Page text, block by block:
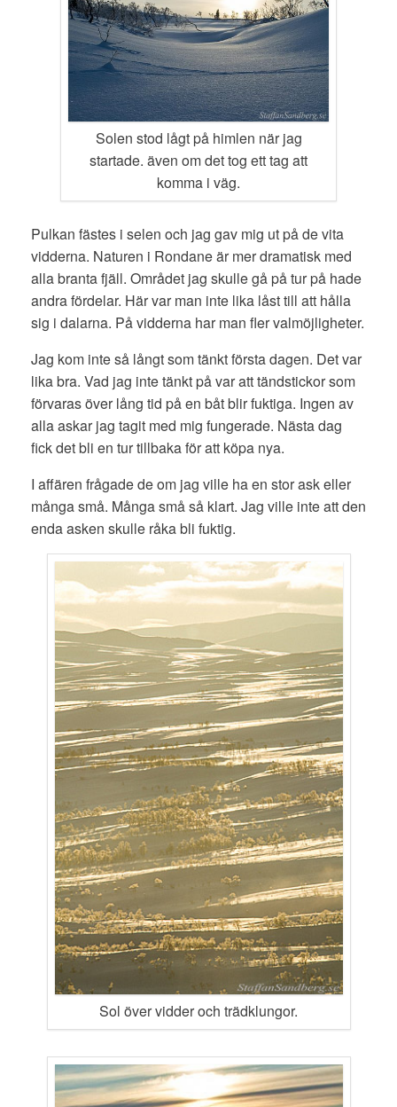
Solen stod lågt på himlen när jag
startade. även om det tog ett tag att
komma i väg.
Pulkan fästes i selen och jag gav mig ut på de vita
vidderna. Naturen i Rondane är mer dramatisk med
alla branta fjäll. Området jag skulle gå på tur på hade
andra fördelar. Här var man inte lika låst till att hålla
sig i dalarna. På vidderna har man fler valmöjligheter.
Jag kom inte så långt som tänkt första dagen. Det var
lika bra. Vad jag inte tänkt på var att tändstickor som
förvaras över lång tid på en båt blir fuktiga. Ingen av
alla askar jag tagit med mig fungerade. Nästa dag
fick det bli en tur tillbaka för att köpa nya.
I affären frågade de om jag ville ha en stor ask eller
många små. Många små så klart. Jag ville inte att den
enda asken skulle råka bli fuktig.
Sol över vidder och trädklungor.